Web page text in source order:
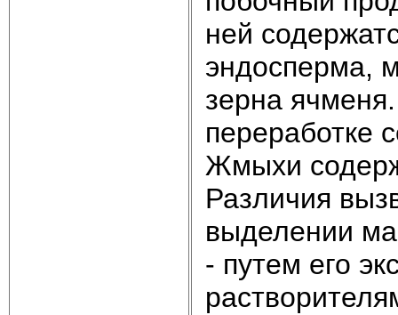
ней
эндосперма,
зерна
переработке
Жмыхи
Различия
выделении
- путем его